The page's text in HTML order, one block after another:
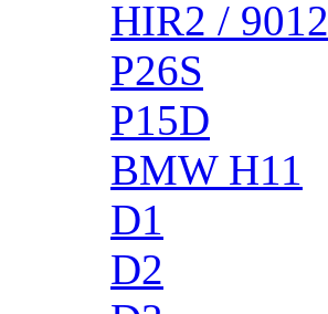
HIR2 / 9012
P26S
P15D
BMW H11
D1
D2